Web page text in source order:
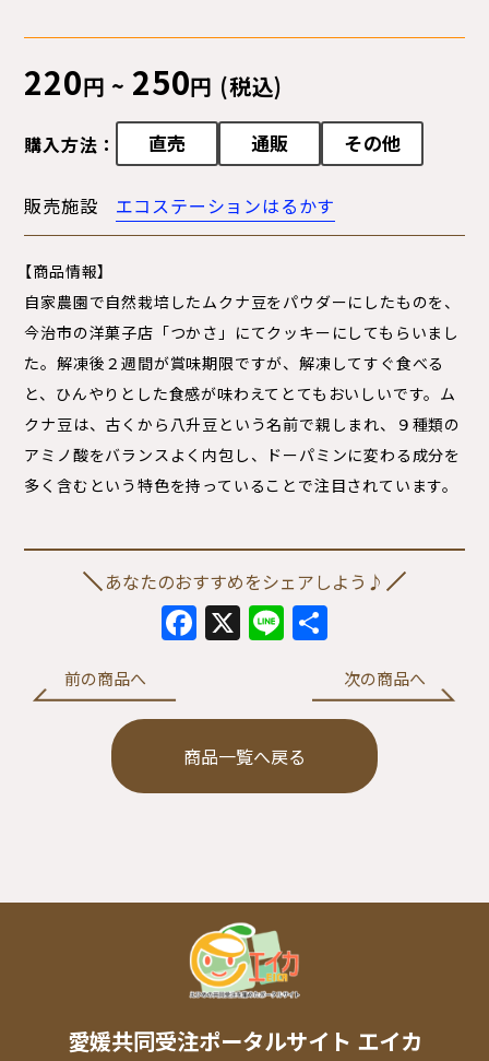
220円 ~ 250円 (税込)
購入方法： 直売 通販 その他
販売施設 エコステーションはるかす
【商品情報】
自家農園で自然栽培したムクナ豆をパウダーにしたものを、
今治市の洋菓子店「つかさ」にてクッキーにしてもらいまし
た。解凍後２週間が賞味期限ですが、解凍してすぐ食べる
と、ひんやりとした食感が味わえてとてもおいしいです。ム
クナ豆は、古くから八升豆という名前で親しまれ、９種類の
アミノ酸をバランスよく内包し、ドーパミンに変わる成分を
多く含むという特色を持っていることで注目されています。
あなたのおすすめをシェアしよう♪
Facebook
X Line
有
前の商品へ 次の商品へ
商品一覧へ戻る
愛媛共同受注ポータルサイト エイカ